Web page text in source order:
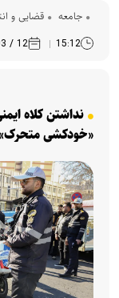
جامعه قضایی و
15:12
12 / 03 /1405
نداشتن کلاه
«خودکشی